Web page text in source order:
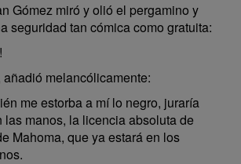
Gómez miró y olió el pergamino y
seguridad tan cómica como gratuita:
añadió melancólicamente:
me estorba a mí lo negro, juraría
las manos, la licencia absoluta de
Mahoma, que ya estará en los